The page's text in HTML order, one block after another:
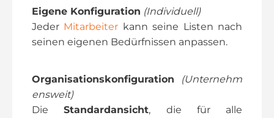
Eigene Konfiguration (Individuell)
Jeder Mitarbeiter kann seine Listen nach
seinen eigenen Bedürfnissen anpassen.
Organisationskonfiguration
(Unternehm
ensweit)
DieStandardansicht, die für alle